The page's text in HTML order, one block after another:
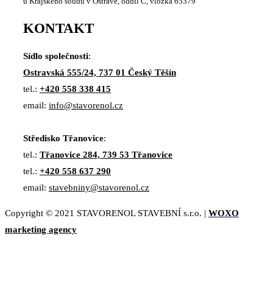
KONTAKT
Sídlo společnosti:
Ostravská 555/24, 737 01 Český Těšín
tel.: +420 558 338 415
email: info@stavorenol.cz
Středisko Třanovice:
tel.: Třanovice 284, 739 53 Třanovice
tel.: +420 558 637 290
email: stavebniny@stavorenol.cz
Copyright © 2021 STAVORENOL STAVEBNÍ s.r.o. | WOXO
marketing agency